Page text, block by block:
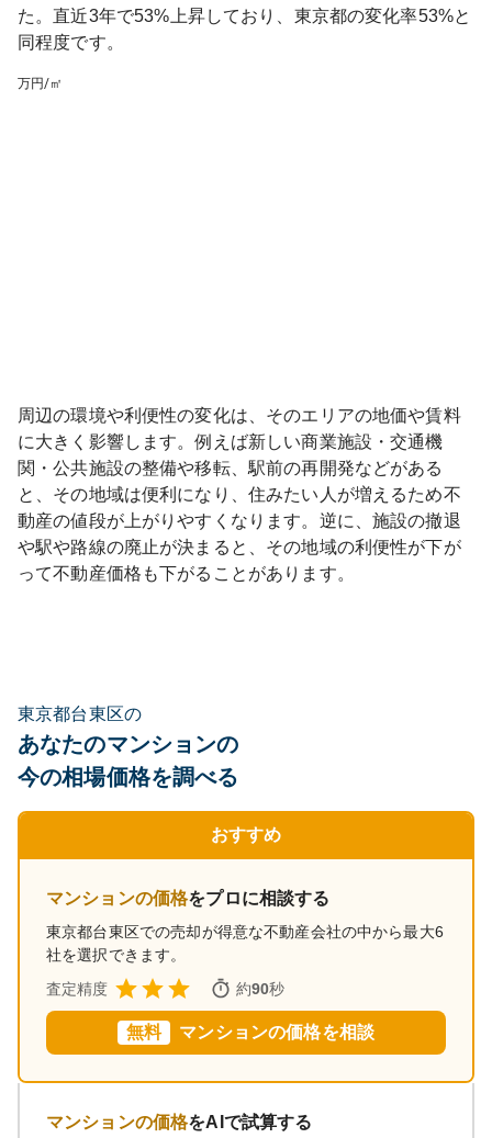
た。直近3年で53%上昇しており 東京都の変化率53%と
同程度です。
万円/㎡
周辺の環境や利便性の変化は、そのエリアの地価や賃料
に大きく影響します。例えば新しい商業施設・交通機
関・公共施設の整備や移転、駅前の再開発などがある
と、その地域は便利になり、住みたい人が増えるため不
動産の値段が上がりやすくなります。逆に、施設の撤退
や駅や路線の廃止が決まると、その地域の利便性が下が
って不動産価格も下がることがあります。
東京都台東区の
あなたのマンションの
今の相場価格を調べる
おすすめ
マンションの価格をプロに相談する
東京都台東区での売却が得意な不動産会社の中から最大6
社を選択できます。
査定精度
約90秒
無料 マンションの価格を相談
マンションの価格をAIで試算する